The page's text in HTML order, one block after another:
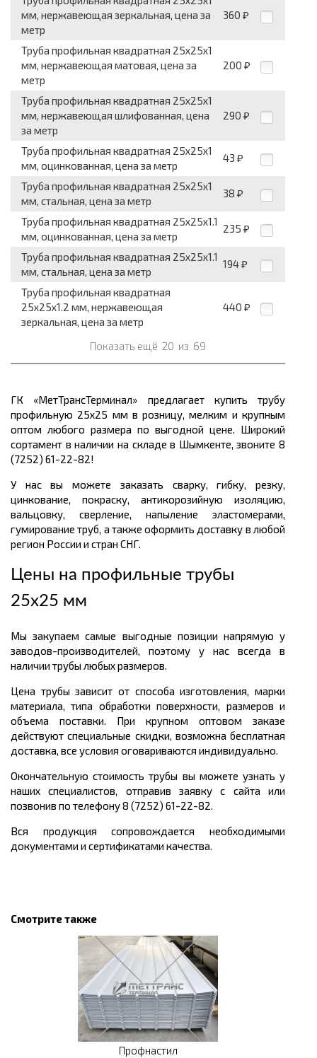
мм, нержавеющая зеркальная, цена за
метр
360 ₽
Труба профильная квадратная 25x25x1
мм, нержавеющая матовая, цена за
метр
200 ₽
Труба профильная квадратная 25x25x1
мм, нержавеющая шлифованная, цена
за метр
290 ₽
Труба профильная квадратная 25x25x1
мм, оцинкованная, цена за метр
43 ₽
Труба профильная квадратная 25x25x1
мм, стальная, цена за метр
38 ₽
Труба профильная квадратная 25x25x1.1
мм, оцинкованная, цена за метр
235 ₽
Труба профильная квадратная 25x25x1.1
мм, стальная, цена за метр
194 ₽
Труба профильная квадратная
25x25x1.2 мм, нержавеющая
зеркальная, цена за метр
440 ₽
Показать ещё 20 из 69
ГК «МетТрансТерминал» предлагает купить трубу
профильную 25х25 мм в розницу, мелким и крупным
оптом любого размера по выгодной цене. Широкий
сортамент в наличии на складе в Шымкенте, звоните 8
(7252) 61-22-82!
У нас вы можете заказать сварку, гибку, резку,
цинкование, покраску, антикорозийную изоляцию,
вальцовку, сверление, напыление эластомерами,
гумирование труб, а также оформить доставку в любой
регион России и стран СНГ.
Цены на профильные трубы
25х25 мм
Мы закупаем самые выгодные позиции напрямую у
заводов-производителей, поэтому у нас всегда в
наличии трубы любых размеров.
Цена трубы зависит от способа изготовления, марки
материала, типа обработки поверхности, размеров и
объема поставки. При крупном оптовом заказе
действуют специальные скидки, возможна бесплатная
доставка, все условия оговариваются индивидуально.
Окончательную стоимость трубы вы можете узнать у
наших специалистов, отправив заявку с сайта или
позвонив по телефону 8 (7252) 61-22-82.
Вся продукция сопровождается необходимыми
документами и сертификатами качества.
Смотрите также
Профнастил